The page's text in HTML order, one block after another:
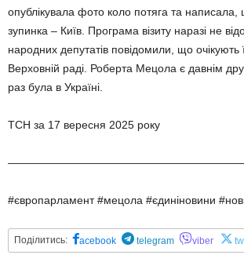
опублікувала фото коло потяга та написала,
зупинка – Київ. Програма візиту наразі не
народних депутатів повідомили, що очікують
Верховній раді. Роберта Мецола є давнім
раз була в Україні.
ТСН за 17 вересня 2025 року
#європарламент #мецола #єдиніновини
Поділитись: acebook telegram viber